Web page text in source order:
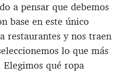
a pensar que debemos
base en este único
restaurantes y nos traen
lo que más
Elegimos qué ropa